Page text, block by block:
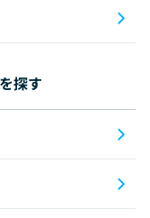
探す